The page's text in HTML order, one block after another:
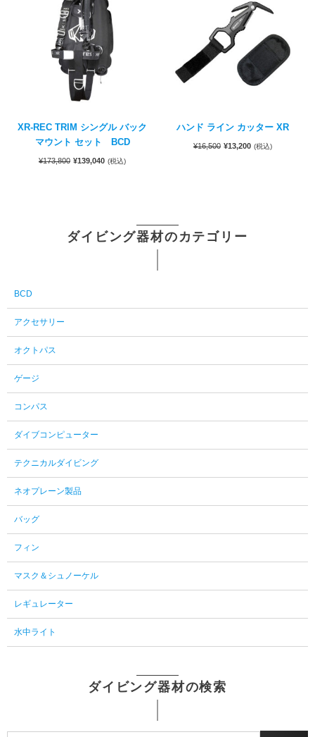
XR-REC TRIM シングル バック
マウント セット BCD
¥173,800 ¥139,040 (税込)
ハンド ライン カッター XR
¥16,500 ¥13,200 (税込)
ダイビング器材のカテゴリー
BCD
アクセサリー
オクトパス
ゲージ
コンパス
ダイブコンピューター
テクニカルダイビング
ネオプレーン製品
バッグ
フィン
マスク＆シュノーケル
レギュレーター
水中ライト
ダイビング器材の検索